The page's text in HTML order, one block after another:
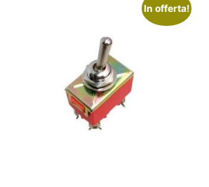
In offerta!